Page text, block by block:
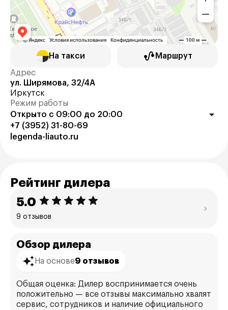
На такси Маршрут
Адрес
ул. Ширямова, 32/4А
Иркутск
Режим работы
Открыто с 09:00 до 20:00
+7 (3952) 31-80-69
legenda-liauto.ru
Рейтинг дилера
5.0
9 отзывов
Обзор дилера
На основе9 отзывов
Общая оценка: Дилер воспринимается очень
положительно — все отзывы максимально хвалят
сервис, сотрудников и наличие официального